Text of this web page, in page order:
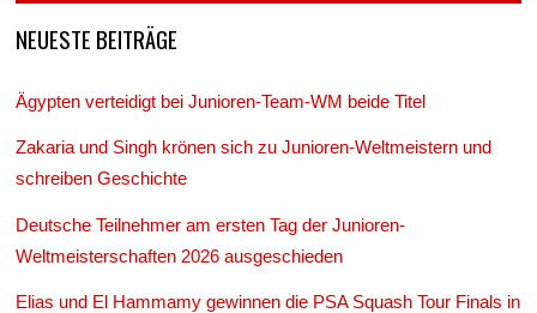
NEUESTE BEITRÄGE
Ägypten verteidigt bei Junioren-Team-WM beide Titel
Zakaria und Singh krönen sich zu Junioren-Weltmeistern und
schreiben Geschichte
Deutsche Teilnehmer am ersten Tag der Junioren-
Weltmeisterschaften 2026 ausgeschieden
Elias und El Hammamy gewinnen die PSA Squash Tour Finals in